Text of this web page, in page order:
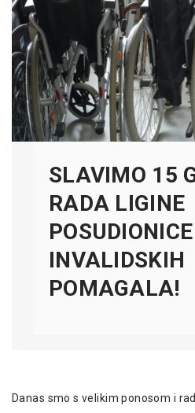
SLAVIMO 15
RADA LIGINE
POSUDIONICE
INVALIDSKIH
POMAGALA!
Danas smo s velikim ponosom i